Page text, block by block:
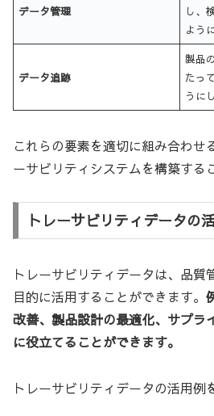
データ管理
し、
よう
データ追跡
製品
たっ
うに
これらの要素を適切に組み合わせ
ーサビリティシステムを構築する
トレーサビリティデータの
トレーサビリティデータは、品質
目的に活用することができます。
改善、製品設計の最適化、サプラ
に役立てることができます。
トレーサビリティデータの活用例